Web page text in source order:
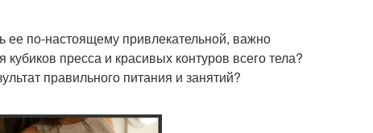
по-настоящему привлекательной, важно
пресса и красивых контуров всего тела?
правильного питания и занятий?